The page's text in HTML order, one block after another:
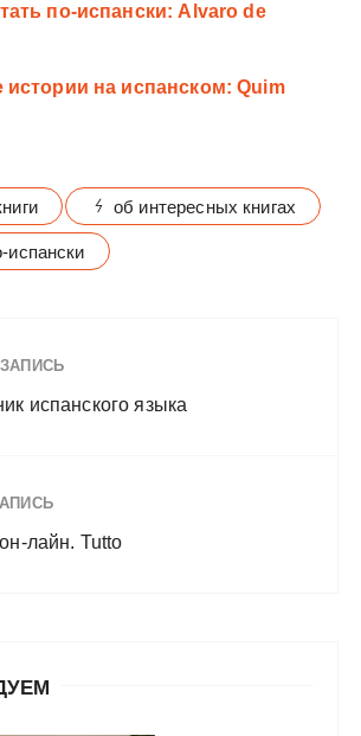
по-испански: Alvaro de
истории на испанском: Quim
об интересных книгах
испански
испанского языка
лайн. Tutto